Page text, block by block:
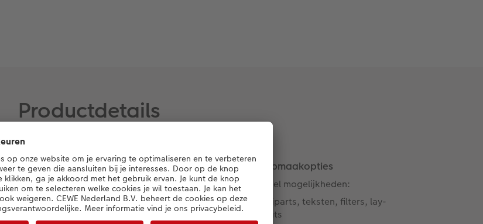
Productdetails
Papiersoorten
Blue Angel gecertificeerd
gerecycleerd papier 300g/m²
matte uitstraling
Opmaakopties
Veel mogelijkheden:
Cliparts, teksten, filters, lay-
outs